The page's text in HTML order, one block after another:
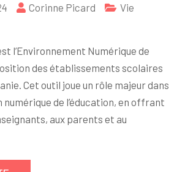
Corinne Picard
Vie
l’Environnement Numérique de
des établissements scolaires
Cet outil joue un rôle majeur dans
de l’éducation, en offrant
aux parents et au